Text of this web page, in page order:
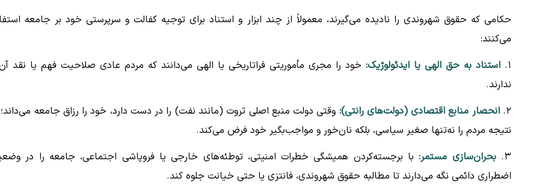
حکامی که حقوق شهروندی را نادیده می‌گیرند، معمولاً از چند ابزار و استناد برای توجیه کفالت و سرپرستی خود بر جامعه
می‌کنند:
۱. استناد به حق الهی یا ایدئولوژیک: خود را مجری مأموریتی فراتاریخی یا الهی می‌دانند که مردم عادی صلاحیت فهم یا نقد
ندارند.
۲. انحصار منابع اقتصادی (دولت‌های رانتی): وقتی دولت منبع اصلی ثروت (مانند نفت) را در دست دارد، خود را رزاق جامعه می‌داند؛
نتیجه مردم را نه‌تنها صغیر سیاسی، بلکه نان‌خور و مواجب‌بگیر خود فرض می‌کند.
۳. بحران‌سازی مستمر:با برجسته‌کردن همیشگی خطرات امنیتی، توطئه‌های خارجی یا فروپاشی اجتماعی، جامعه را در
اضطراری دائمی نگه می‌دارند تا مطالبه حقوق شهروندی، فانتزی یا حتی خیانت جلوه کند.